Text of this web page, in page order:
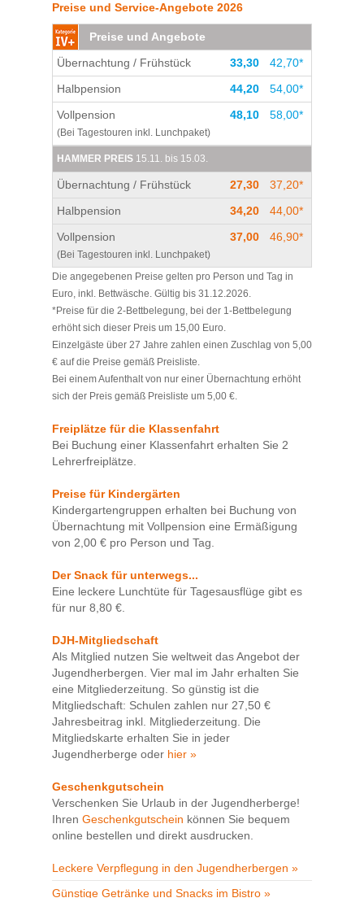
Preise und Service-Angebote 2026
Preise und Angebote
Übernachtung / Frühstück
33,30
42,70*
Halbpension
44,20
54,00*
Vollpension
(Bei Tagestouren inkl. Lunchpaket)
48,10 58,00*
HAMMER PREIS 15.11. bis 15.03.
Übernachtung / Frühstück 27,30
37,20*
Halbpension
34,20
44,00*
Vollpension
(Bei Tagestouren inkl. Lunchpaket)
37,00 46,90*
Die angegebenen Preise gelten pro Person und Tag in
Euro, inkl. Bettwäsche. Gültig bis 31.12.2026.
*Preise für die 2-Bettbelegung, bei der 1-Bettbelegung
erhöht sich dieser Preis um 15,00 Euro.
Einzelgäste über 27 Jahre zahlen einen Zuschlag von 5,00
€ auf die Preise gemäß Preisliste.
Bei einem Aufenthalt von nur einer Übernachtung erhöht
sich der Preis gemäß Preisliste um 5,00 €.
Freiplätze für die Klassenfahrt
Bei Buchung einer Klassenfahrt erhalten Sie 2
Lehrerfreiplätze.
Preise für Kindergärten
Kindergartengruppen erhalten bei Buchung von
Übernachtung mit Vollpension eine Ermäßigung
von 2,00 € pro Person und Tag.
Der Snack für unterwegs...
Eine leckere Lunchtüte für Tagesausflüge gibt es
für nur 8,80 €.
DJH-Mitgliedschaft
Als Mitglied nutzen Sie weltweit das Angebot der
Jugendherbergen. Vier mal im Jahr erhalten Sie
eine Mitgliederzeitung. So günstig ist die
Mitgliedschaft: Schulen zahlen nur 27,50 €
Jahresbeitrag inkl. Mitgliederzeitung. Die
Mitgliedskarte erhalten Sie in jeder
Jugendherberge oder hier »
Geschenkgutschein
Verschenken Sie Urlaub in der Jugendherberge!
Ihren Geschenkgutschein können Sie bequem
online bestellen und direkt ausdrucken.
Leckere Verpflegung in den Jugendherbergen »
Günstige Getränke und Snacks im Bistro »